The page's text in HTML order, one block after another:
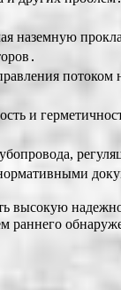
наземную
и
высокую